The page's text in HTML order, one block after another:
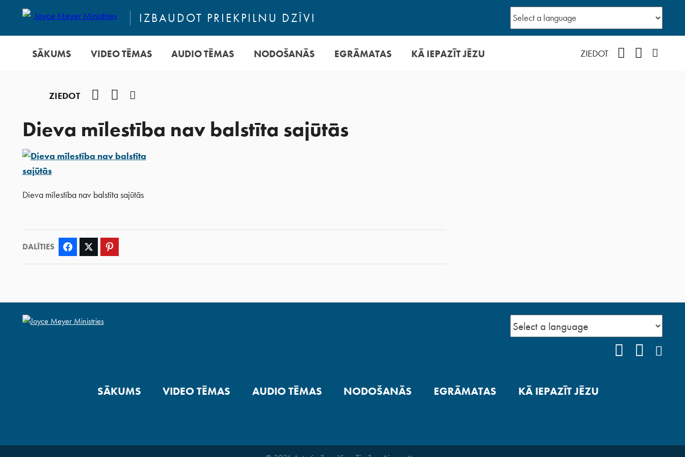
IZBAUDOT PRIEKPILNU DZĪVI
SĀKUMS VIDEO TĒMAS AUDIO TĒMAS NODOŠANĀS EGRĀMATAS KĀ IEPAZĪT JĒZU ZIEDOT FacebookYouTube
ZIEDOT FacebookYouTube
Dieva mīlestība nav balstīta sajūtās
Dieva mīlestība nav balstīta sajūtās
DALĪTIES Facebook Twitter
FACEBOOK
SĀKUMS VIDEO TĒMAS AUDIO TĒMAS NODOŠANĀS EGRĀMATAS KĀ IEPAZĪT JĒZU